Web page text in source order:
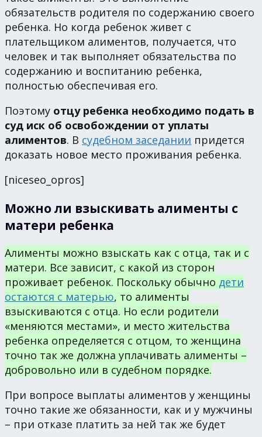
обязательств родителя по содержанию своего
ребенка. Но когда ребенок живет с
плательщиком алиментов, получается, что
человек и так выполняет обязательства по
содержанию и воспитанию ребенка,
полностью обеспечивая его.
Поэтому отцу ребенка необходимо подать в
суд иск об освобождении от уплаты
алиментов. В судебном заседании придется
доказать новое место проживания ребенка.
[niceseo_opros]
Можно ли взыскивать алименты с
матери ребенка
Алименты можно взыскать как с отца, так и с
матери. Все зависит, с какой из сторон
проживает ребенок. Поскольку обычно дети
остаются с матерью, то алименты
взыскиваются с отца. Но если родители
«меняются местами», и место жительства
ребенка определяется с отцом, то женщина
точно так же должна уплачивать алименты –
добровольно или в судебном порядке.
При вопросе выплаты алиментов у женщины
точно такие же обязанности, как и у мужчины
– при отказе платить за ней так же будет